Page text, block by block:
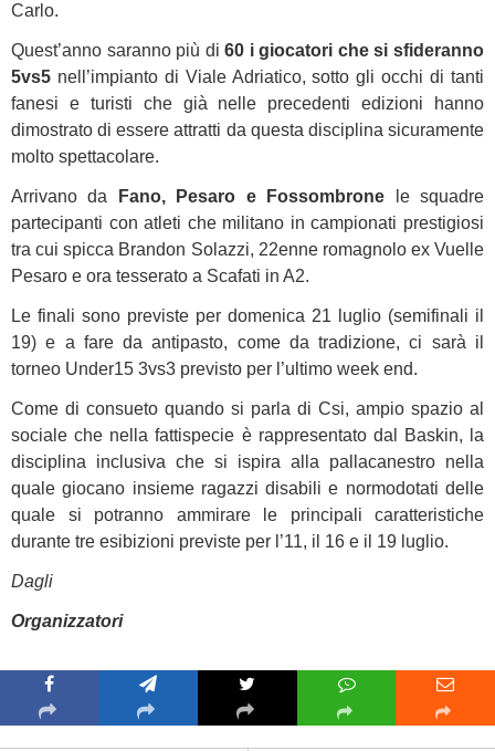
Carlo.
Quest’anno saranno più di 60 i giocatori che si sfideranno
5vs5 nell’impianto di Viale Adriatico, sotto gli occhi di tanti
fanesi e turisti che già nelle precedenti edizioni hanno
dimostrato di essere attratti da questa disciplina sicuramente
molto spettacolare.
Arrivano da Fano, Pesaro e Fossombrone le squadre
partecipanti con atleti che militano in campionati prestigiosi
tra cui spicca Brandon Solazzi, 22enne romagnolo ex Vuelle
Pesaro e ora tesserato a Scafati in A2.
Le finali sono previste per domenica 21 luglio (semifinali il
19) e a fare da antipasto, come da tradizione, ci sarà il
torneo Under15 3vs3 previsto per l’ultimo week end.
Come di consueto quando si parla di Csi, ampio spazio al
sociale che nella fattispecie è rappresentato dal Baskin, la
disciplina inclusiva che si ispira alla pallacanestro nella
quale giocano insieme ragazzi disabili e normodotati delle
quale si potranno ammirare le principali caratteristiche
durante tre esibizioni previste per l’11, il 16 e il 19 luglio.
Dagli
Organizzatori